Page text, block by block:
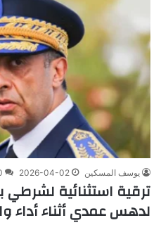
يوسف المسكين 2026-04-02
ترقية استثنائية
لدهس عمدي أثناء أداء